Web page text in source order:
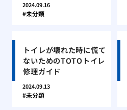
2024.09.16
未分類
トイレが壊れた時に慌て
ないためのTOTOトイレ
修理ガイド
2024.09.13
未分類